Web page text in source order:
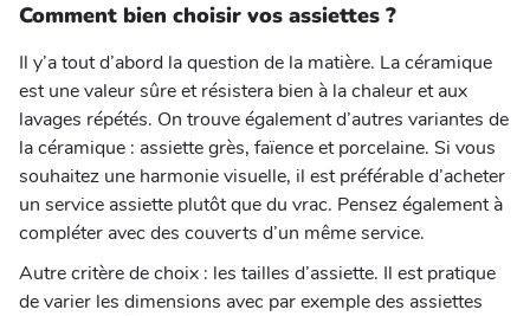
Comment bien choisir vos assiettes ?
Il y’a tout d’abord la question de la matière. La céramique
est une valeur sûre et résistera bien à la chaleur et aux
lavages répétés. On trouve également d’autres variantes de
la céramique : assiette grès, faïence et porcelaine. Si vous
souhaitez une harmonie visuelle, il est préférable d’acheter
un service assiette plutôt que du vrac. Pensez également à
compléter avec des couverts d’un même service.
Autre critère de choix : les tailles d’assiette. Il est pratique
de varier les dimensions avec par exemple des assiettes